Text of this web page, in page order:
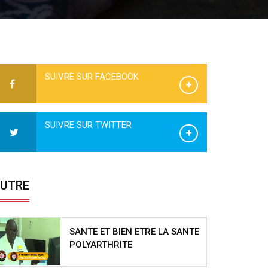
SUIVRE SUR FACEBOOK
SUIVRE SUR TWITTER
SANTE ET BIEN ETRE LA SANTE
POLYARTHRITE